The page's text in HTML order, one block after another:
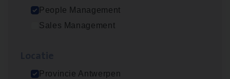
People Management
Sales Management
Provincie Antwerpen
Antwerpen